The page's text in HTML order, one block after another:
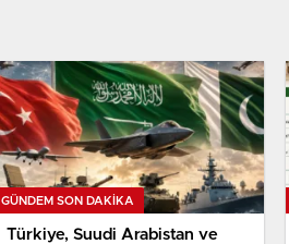
GÜNDEM SON DAKİKA
Türkiye, Suudi Arabistan ve